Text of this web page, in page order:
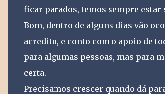
ficar parados, temos sempre estar
Bom, dentro de alguns dias vão
acredito, e conto com o apoio de
para algumas pessoas, mas para
certa.
Precisamos crescer quando dá